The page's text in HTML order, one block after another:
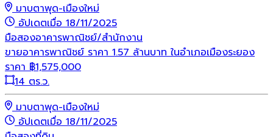
มาบตาพุด-เมืองใหม่
อัปเดตเมื่อ 18/11/2025
มือสองอาคารพาณิชย์/สำนักงาน
ขายอาคารพาณิชย์ ราคา 1.57 ล้านบาท ในอำเภอเมืองระยอง
ราคา ฿1,575,000
14 ตร.ว.
มาบตาพุด-เมืองใหม่
อัปเดตเมื่อ 18/11/2025